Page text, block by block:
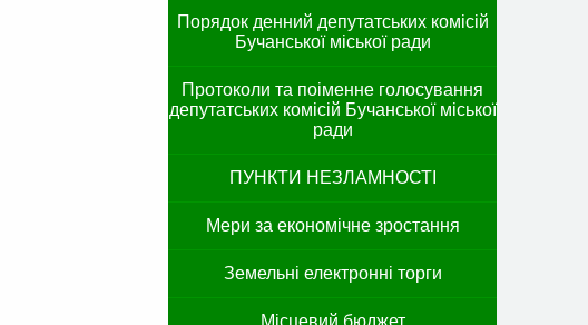
Порядок денний депутатських комісій
Бучанської міської ради
Протоколи та поіменне голосування
депутатських комісій Бучанської міської
ради
ПУНКТИ НЕЗЛАМНОСТІ
Мери за економічне зростання
Земельні електронні торги
Місцевий бюджет